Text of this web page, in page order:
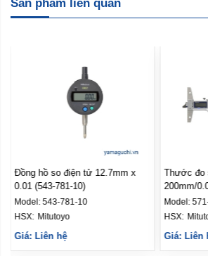
Sản phẩm liên quan
x
Thước đo sâu điện tử 0-
200mm/0.01 Mitutoyo (571-252-
20)
Model:
Giá: Liên hệ